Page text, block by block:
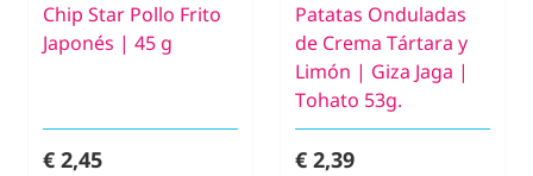
Chip Star Pollo Frito
Japonés | 45 g
€ 2,45
Patatas Onduladas
de Crema Tártara y
Limón | Giza Jaga |
Tohato 53g.
€ 2,39